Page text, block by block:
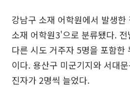
강남구 소재 어학원에서 발생
소재 어학원3'으로 분류됐다.
다른 시도 거주자 5명을 포함한
이다. 용산구 미군기지와 서대
진자가 2명씩 늘었다.